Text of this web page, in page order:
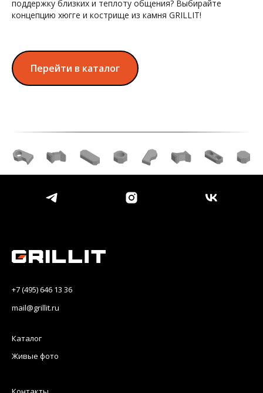
поддержку близких и теплоту общения? Выбирайте
концепцию хюгге и кострище из камня GRILLIT!
Перейти в каталог
+7 (495) 646 13 36
mail@grillit.ru
Живые фото
Каталог